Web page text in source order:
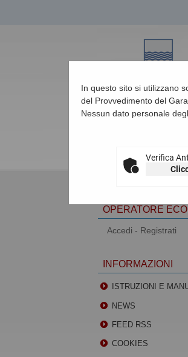
In questo sito si utilizzano
del Provvedimento del
Nessun dato personale
Verifica
OPERATORE
Accedi - Registrati
INFORMAZIONI
ISTRUZIONI E
NEWS
FEED RSS
COOKIES